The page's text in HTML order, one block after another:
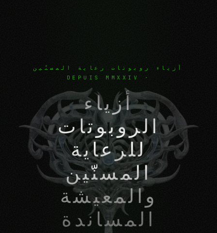
أزياء روبوتات رعاية المسنّين
· DEPUIS MMXXIV
أزياء
الروبوتات
للرعاية
المسنّين
والمعيشة
المساندة